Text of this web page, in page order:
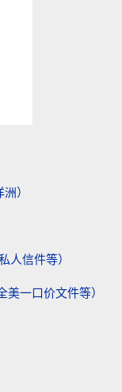
）
人信件等）
一口价文件等）